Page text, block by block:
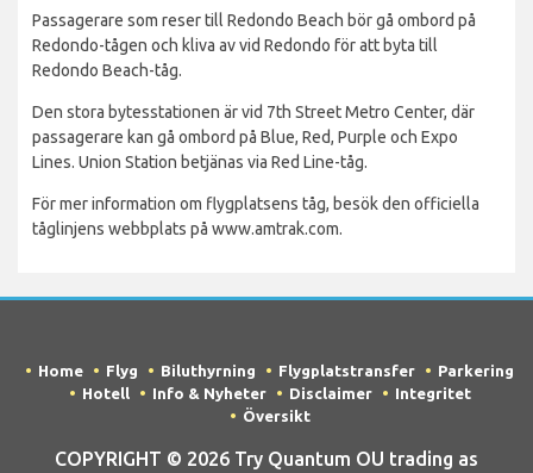
Passagerare som reser till Redondo Beach bör gå ombord på
Redondo-tågen och kliva av vid Redondo för att byta till
Redondo Beach-tåg.
Den stora bytesstationen är vid 7th Street Metro Center, där
passagerare kan gå ombord på Blue, Red, Purple och Expo
Lines. Union Station betjänas via Red Line-tåg.
För mer information om flygplatsens tåg, besök den officiella
tåglinjens webbplats på www.amtrak.com.
Home Flyg Biluthyrning Flygplatstransfer
Parkering
Hotell
Info & Nyheter Disclaimer
Integritet
Översikt
COPYRIGHT © 2026 Try Quantum OU trading as